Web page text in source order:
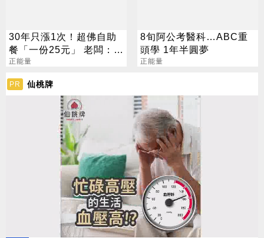
30年只漲1次！超佛自助
餐「一份25元」 老闆：讓
低收入者有飯吃
正能量
8旬阿公考醫科…ABC重
頭學 1年半圓夢
正能量
PR 仙桃牌